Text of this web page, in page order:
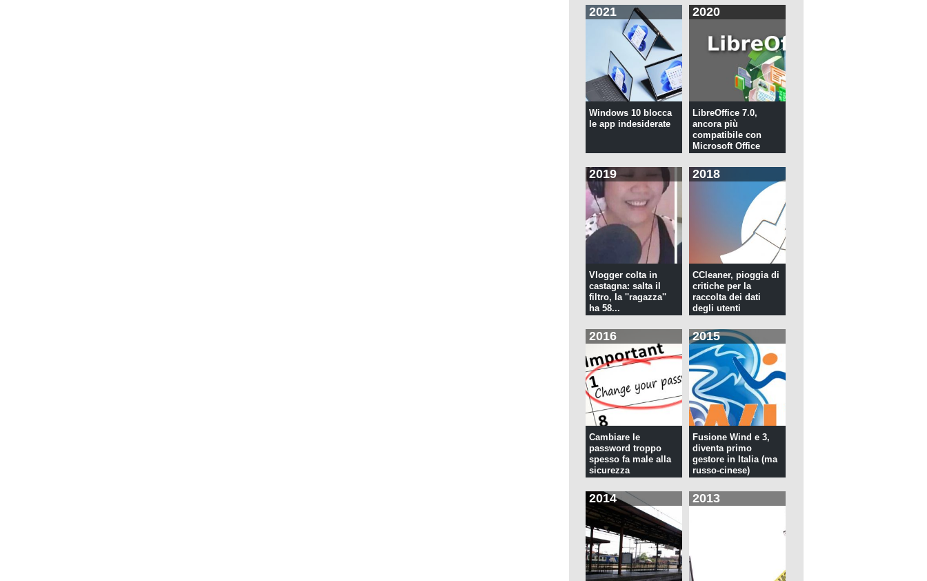
2021
Windows 10 blocca
le app indesiderate
2020
LibreOffice 7.0,
ancora più
compatibile con
Microsoft Office
2019
Vlogger colta in
castagna: salta il
filtro, la ''ragazza''
ha 58...
2018
CCleaner, pioggia di
critiche per la
raccolta dei dati
degli utenti
2016
Cambiare le
password troppo
spesso fa male alla
sicurezza
2015
Fusione Wind e 3,
diventa primo
gestore in Italia (ma
russo-cinese)
2014 2013